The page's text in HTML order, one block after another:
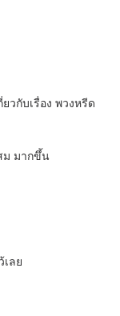
กับเรื่อง พวงหรีด
ม มากขึ้น
ลย